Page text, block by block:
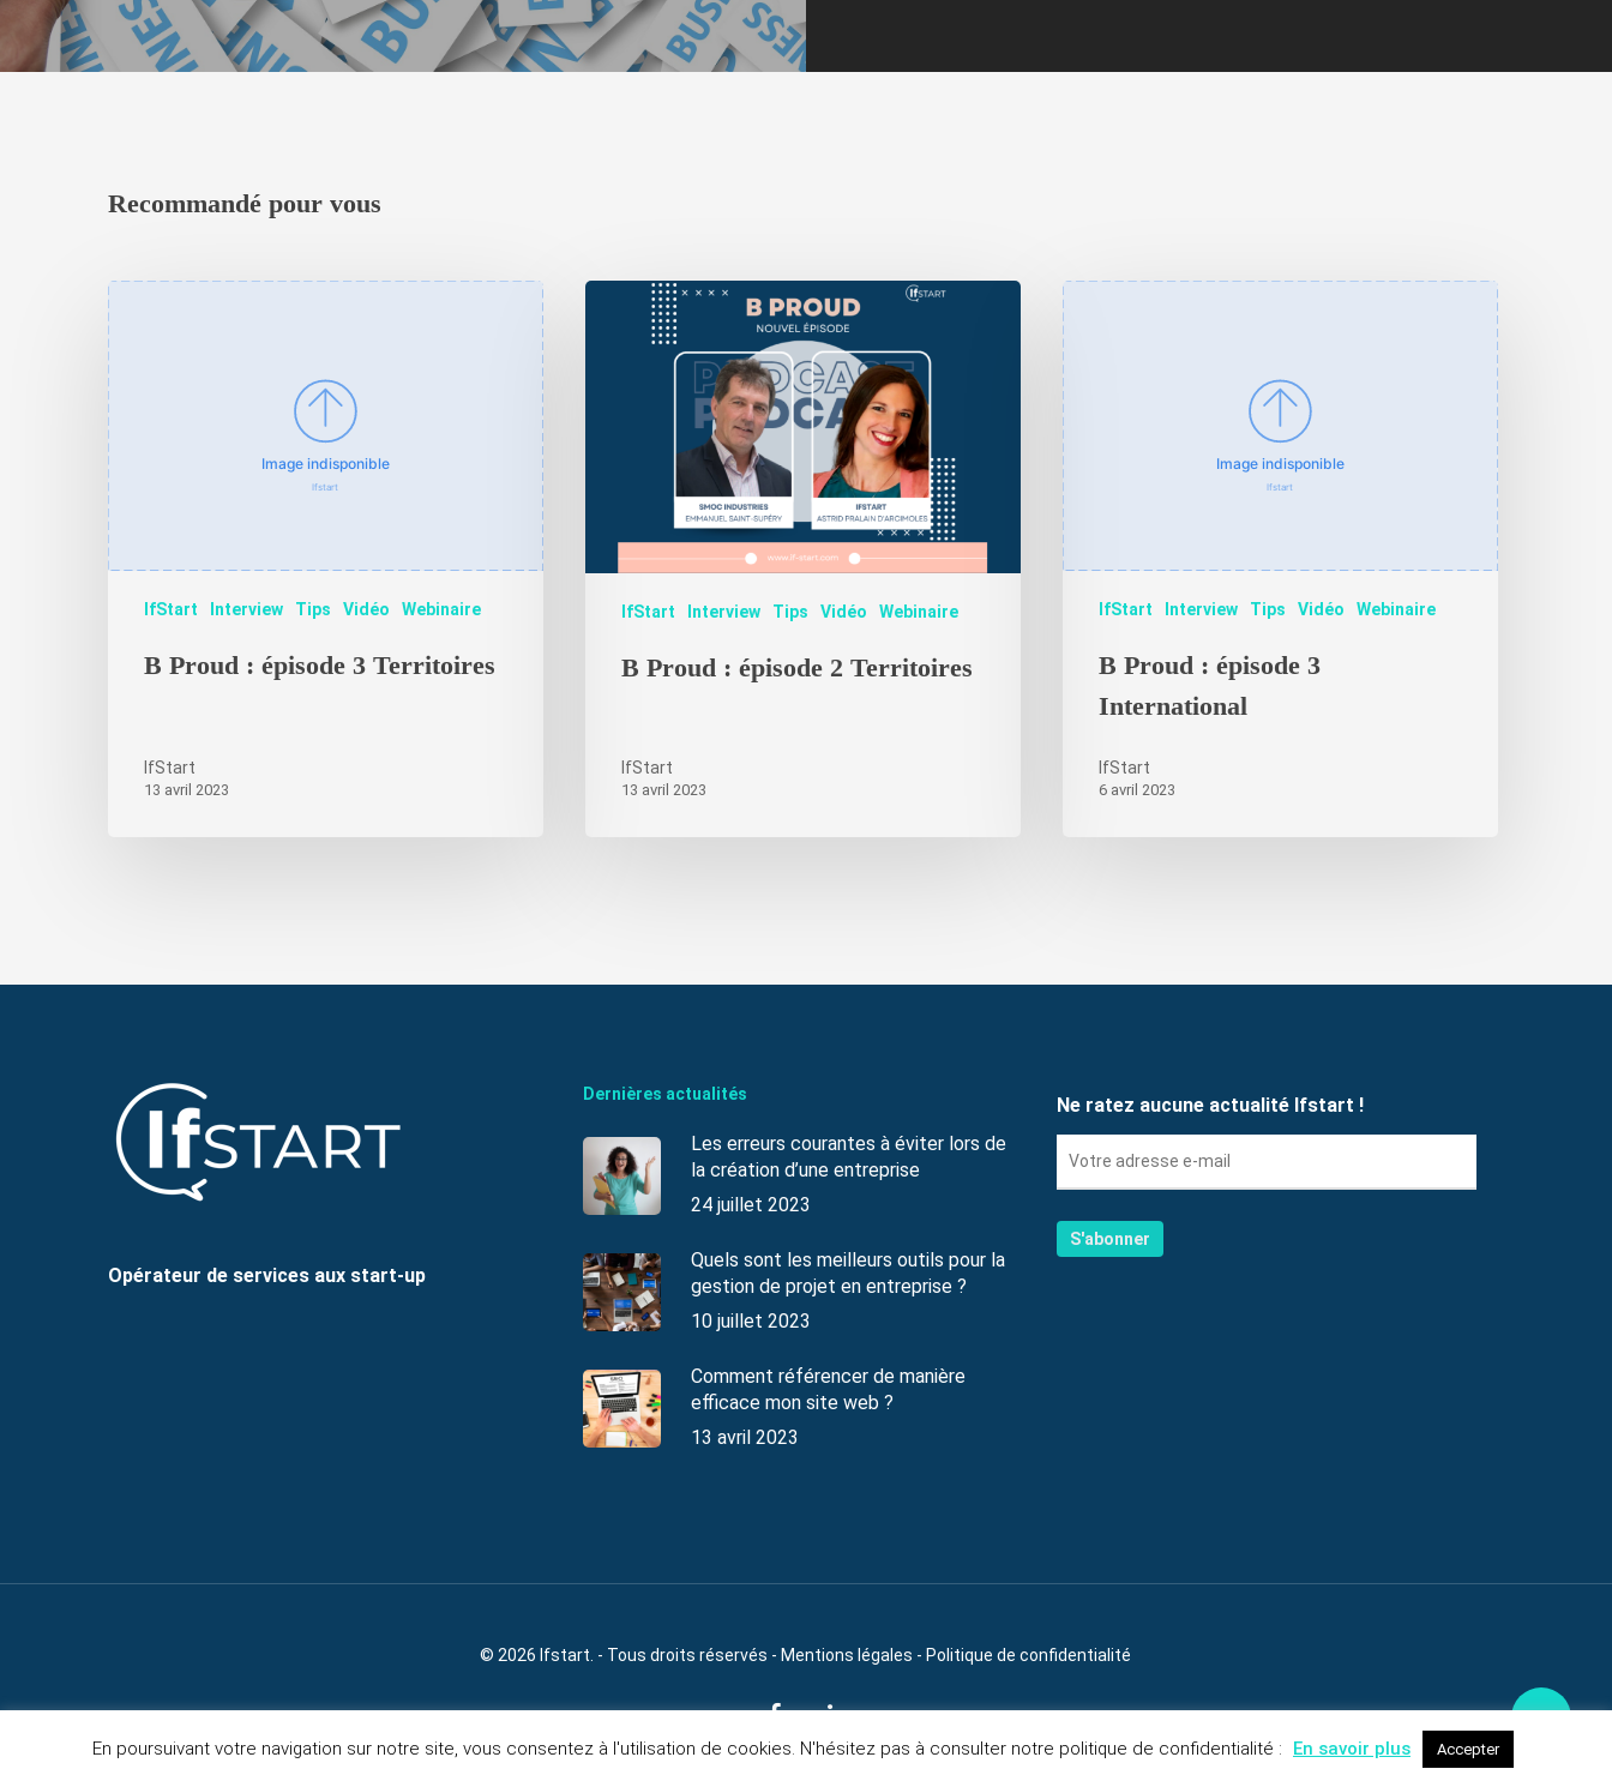
Recommandé pour vous
IfStart Interview Tips Vidéo Webinaire
B Proud : épisode 3 Territoires
IfStart
13 avril 2023
IfStart Interview Tips Vidéo Webinaire
B Proud : épisode 2 Territoires
IfStart
13 avril 2023
IfStart Interview Tips Vidéo Webinaire
B Proud : épisode 3
International
IfStart
6 avril 2023
Opérateur de services aux start-up
Dernières actualités
Les erreurs courantes à éviter lors de
la création d’une entreprise
24 juillet 2023
Quels sont les meilleurs outils pour la
gestion de projet en entreprise ?
10 juillet 2023
Comment référencer de manière
efficace mon site web ?
13 avril 2023
Ne ratez aucune actualité Ifstart !
© 2026 Ifstart. - Tous droits réservés - Mentions légales - Politique de confidentialité
En poursuivant votre navigation sur notre site, vous consentez à l'utilisation de cookies. N'hésitez pas à consulter notre politique de confidentialité : En savoir plus Accepter